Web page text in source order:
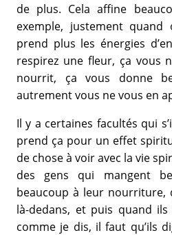
de plus. Cela affine
exemple, justement
prend plus les énergies
respirez une fleur, ça vous
nourrit, ça vous donne
autrement vous ne vous en
Il y a certaines facultés qui
prend ça pour un effet
de chose à voir avec la vie
des gens qui mangent
beaucoup à leur nourriture,
là-dedans, et puis quand
comme je dis, il faut qu’ils